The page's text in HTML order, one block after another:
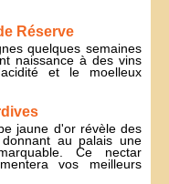
Réserve
quelques semaines
naissance à des vins
et le moelleux
jaune d'or révèle des
au palais une
Ce nectar
vos meilleurs